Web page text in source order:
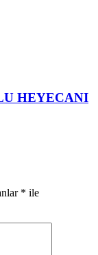
HEYECANI
* ile